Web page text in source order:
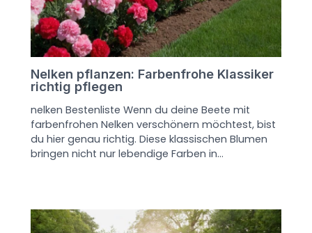
Nelken pflanzen: Farbenfrohe Klassiker
richtig pflegen
nelken Bestenliste Wenn du deine Beete mit
farbenfrohen Nelken verschönern möchtest, bist
du hier genau richtig. Diese klassischen Blumen
bringen nicht nur lebendige Farben in…